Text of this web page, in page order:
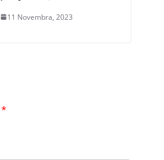
11 Novembra, 2023
*